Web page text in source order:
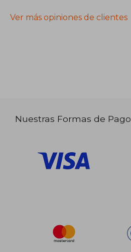
Ver más opiniones de clientes
Nuestras Formas de Pago